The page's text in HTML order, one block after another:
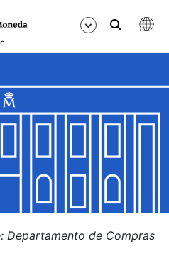
Departamento de Compras